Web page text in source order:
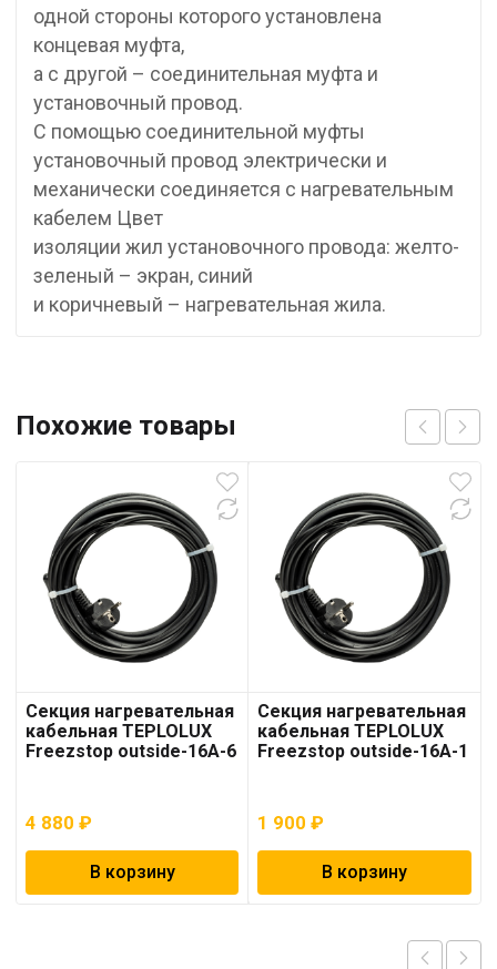
одной стороны которого установлена
концевая муфта,
а с другой – соединительная муфта и
установочный провод.
С помощью соединительной муфты
установочный провод электрически и
механически соединяется с нагревательным
кабелем Цвет
изоляции жил установочного провода: желто-
зеленый – экран, синий
и коричневый – нагревательная жила.
Похожие товары
Секция нагревательная
кабельная TEPLOLUX
Freezstop outside-16A-6
4 880 ₽
В корзину
Секция нагревательная
кабельная TEPLOLUX
Freezstop outside-16A-1
1 900₽
В корзину